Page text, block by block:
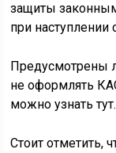
защиты
при наступлении
Предусмотрены
не оформлять
можно узнать тут.
Стоит отметить,